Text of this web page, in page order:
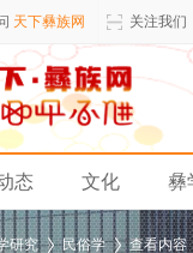
天下彝族网 关注我们
态 文化 彝
研究 › 民俗学 › 查看内容